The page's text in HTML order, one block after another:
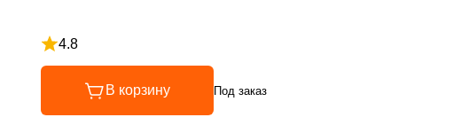
4.8
Рейтинг 4.8 из 5
В корзину Под заказ